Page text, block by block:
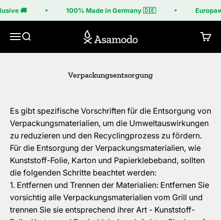
Zum Inhalt springen
🚚 100% Made in Germany 🇩🇪
MenüSuche Asamodo
Verpackungsentsorgung
Es gibt spezifische Vorschriften für die Entsorgung von
Verpackungsmaterialien, um die Umweltauswirkungen
zu reduzieren und den Recyclingprozess zu fördern.
Für die Entsorgung der Verpackungsmaterialien, wie
Kunststoff-Folie, Karton und Papierklebeband, sollten
die folgenden Schritte beachtet werden:
Entfernen und Trennen der Materialien: Entfernen Sie
vorsichtig alle Verpackungsmaterialien vom Grill und
trennen Sie sie entsprechend ihrer Art - Kunststoff-